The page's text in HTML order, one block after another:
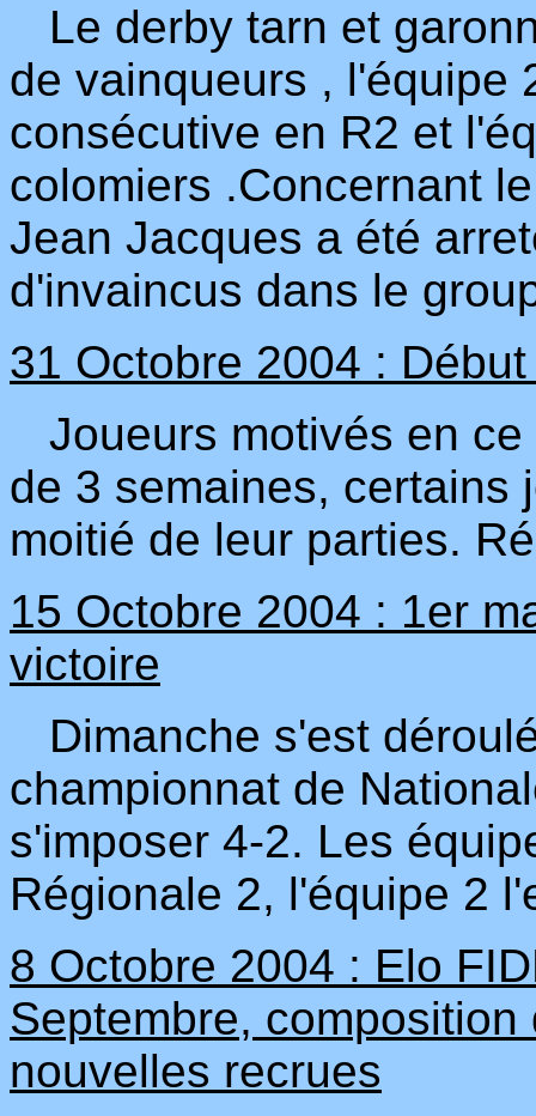
Le derby tarn et
de vainqueurs , l'équipe
consécutive en R2 et
colomiers .Concernant
Jean Jacques a été
d'invaincus dans le
31 Octobre 2004 :
Joueurs motivés en
de 3 semaines, certains
moitié de leur parties.
15 Octobre 2004 : 1er
victoire
Dimanche s'est
championnat de
s'imposer 4-2. Les
Régionale 2, l'équipe 2
8 Octobre 2004 : Elo
Septembre,
nouvelles recrues